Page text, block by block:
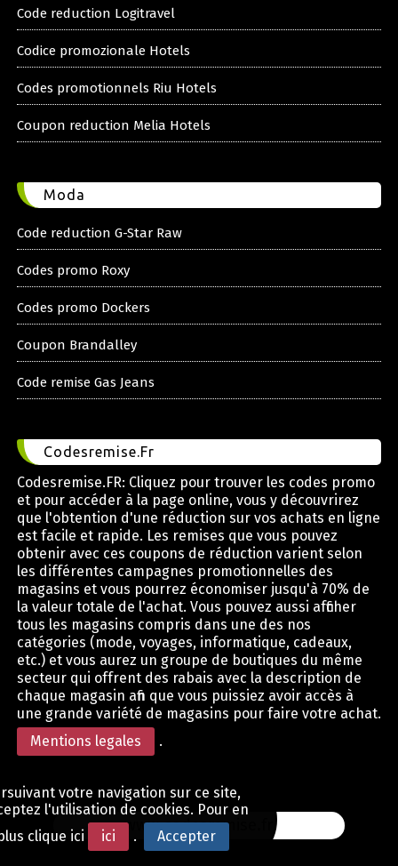
Code reduction Logitravel
Codice promozionale Hotels
Codes promotionnels Riu Hotels
Coupon reduction Melia Hotels
Moda
Code reduction G-Star Raw
Codes promo Roxy
Codes promo Dockers
Coupon Brandalley
Code remise Gas Jeans
Codesremise.Fr
Codesremise.FR: Cliquez pour trouver les codes promo
et pour accéder à la page online, vous y découvrirez
que l'obtention d'une réduction sur vos achats en ligne
est facile et rapide. Les remises que vous pouvez
obtenir avec ces coupons de réduction varient selon
les différentes campagnes promotionnelles des
magasins et vous pourrez économiser jusqu'à 70% de
la valeur totale de l'achat. Vous pouvez aussi afficher
tous les magasins compris dans une des nos
catégories (mode, voyages, informatique, cadeaux,
etc.) et vous aurez un groupe de boutiques du même
secteur qui offrent des rabais avec la description de
chaque magasin afin que vous puissiez avoir accès à
une grande variété de magasins pour faire votre achat.
Mentions legales
.
www.codesremise.fr
votre navigation sur ce site,
l'utilisation de cookies. Pour en
clique ici
ici . Accepter